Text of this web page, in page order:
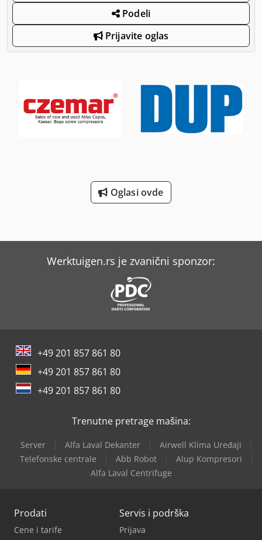
Podeli
Prijavite oglas
Oglasi ovde
Werktuigen.rs je zvanični sponzor:
+49 201 857 861 80
+49 201 857 861 80
+49 201 857 861 80
Trenutne pretrage mašina:
Server Alfa Laval Dekanter
Airwell Klima Uređaji
Telefonske centrale
Abb Robot
Alup Kompresori
Alfa Laval Centrifuge
Prodati
Cene i tarife
Servis i podrška
Prijava